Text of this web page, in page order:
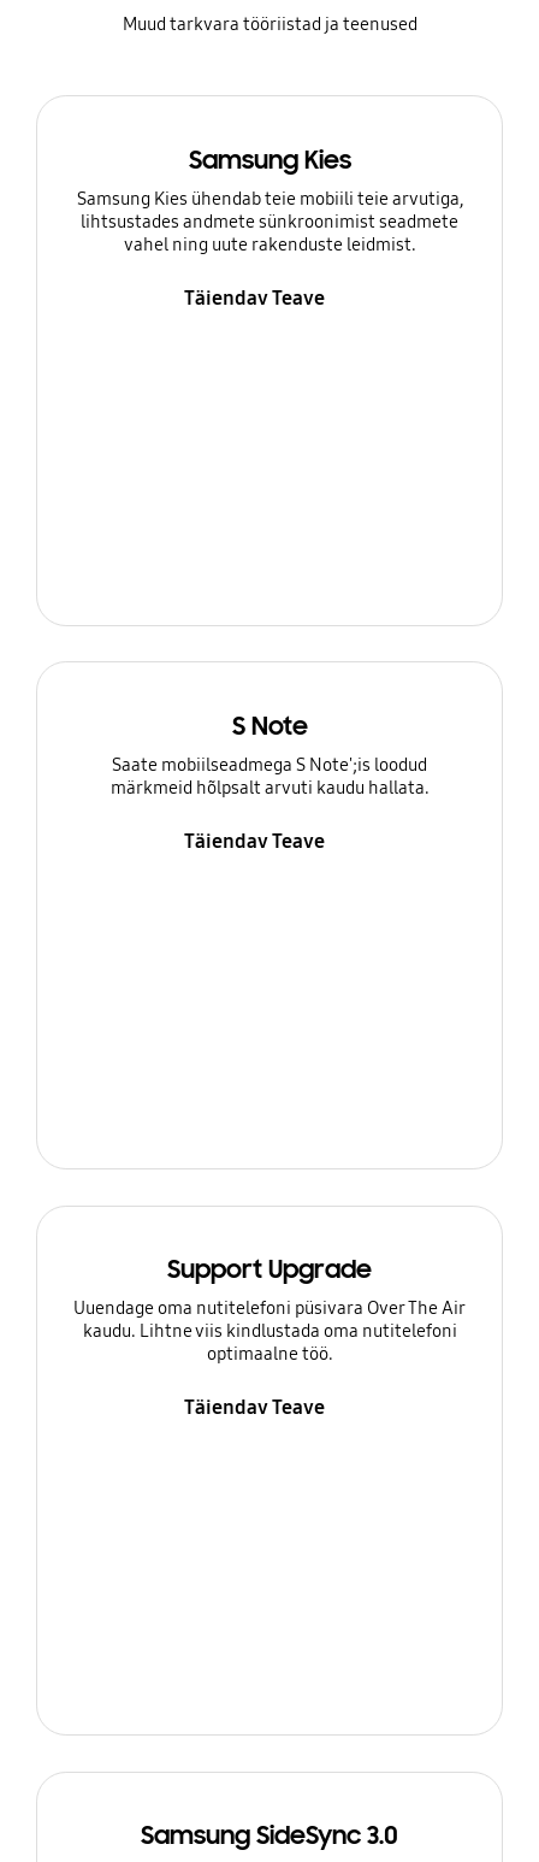
Muud tarkvara tööriistad ja teenused
Samsung Kies
Samsung Kies ühendab teie mobiili teie arvutiga,
lihtsustades andmete sünkroonimist seadmete
vahel ning uute rakenduste leidmist.
Täiendav Teave
S Note
Saate mobiilseadmega S Note';is loodud
märkmeid hõlpsalt arvuti kaudu hallata.
Täiendav Teave
Support Upgrade
Uuendage oma nutitelefoni püsivara Over The Air
kaudu. Lihtne viis kindlustada oma nutitelefoni
optimaalne töö.
Täiendav Teave
Samsung SideSync 3.0